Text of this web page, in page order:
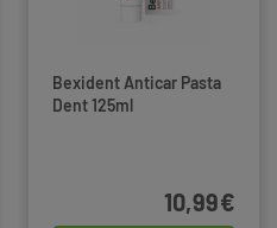
Bexident Anticar Pasta
Dent 125ml
10,99€